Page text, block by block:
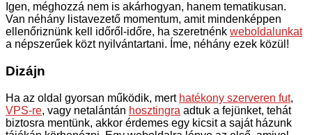
Igen, méghozzá nem is akárhogyan, hanem tematikusan.
Van néhány listavezető momentum, amit mindenképpen
ellenőriznünk kell időről-időre, ha szeretnénk weboldalunkat
a népszerűek közt nyilvántartani. Íme, néhány ezek közül!
Dizájn
Ha az oldal gyorsan működik, mert hatékony szerveren fut,
VPS-re, vagy netalántán hosztingra adtuk a fejünket, tehát
biztosra mentünk, akkor érdemes egy kicsit a saját házunk